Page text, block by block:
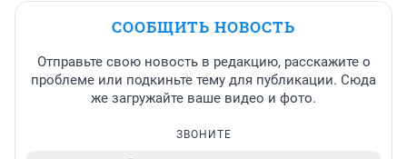
СООБЩИТЬ НОВОСТЬ
Отправьте свою новость в редакцию, расскажите о
проблеме или подкиньте тему для публикации. Сюда
же загружайте ваше видео и фото.
ЗВОНИТЕ